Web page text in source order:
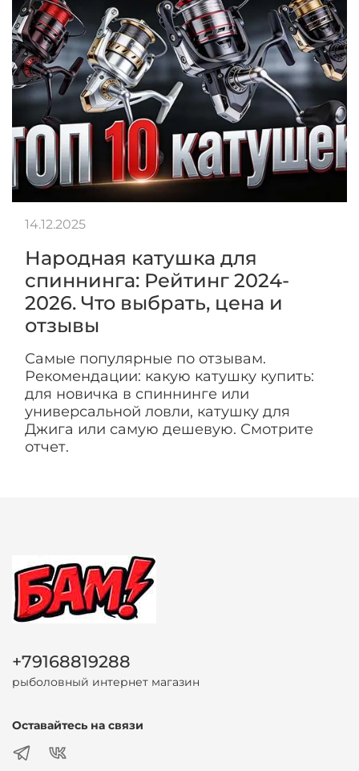
Народная катушка для
спиннинга: Рейтинг 2024-
2026. Что выбрать, цена и
отзывы
Самые популярные по отзывам.
Рекомендации: какую катушку купить:
для новичка в спиннинге или
универсальной ловли, катушку для
Джига или самую дешевую. Смотрите
отчет.
14.12.2025
+79168819288
рыболовный интернет магазин
Оставайтесь на связи